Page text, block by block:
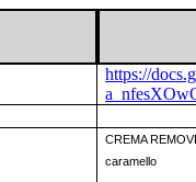
https://
CREMA
caramello